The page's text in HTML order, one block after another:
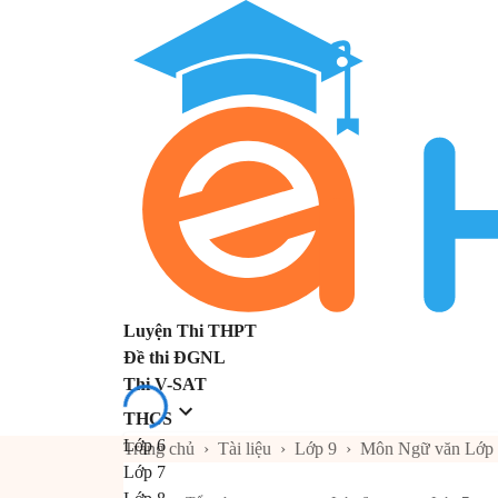
Luyện Thi THPT
Đề thi ĐGNL
Thi V-SAT
THCS
Lớp 6
Lớp 7
Trang chủ › Tài liệu › Lớp 9 › Môn Ngữ văn Lớp